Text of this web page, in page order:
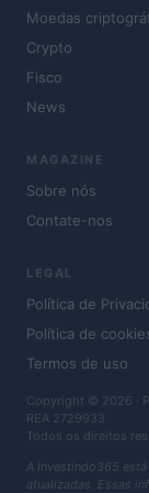
Moedas
Crypto
Fisco
News
MAGAZINE
Sobre nós
Contate-nos
LEGAL
Política de
Política de
Termos de uso
Copyright © 2026 ·
REA 2729933
Todos os direitos
A Investindo365
atualizadas. Essas